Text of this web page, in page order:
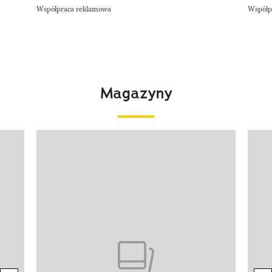
Współpraca reklamowa
Magazyny